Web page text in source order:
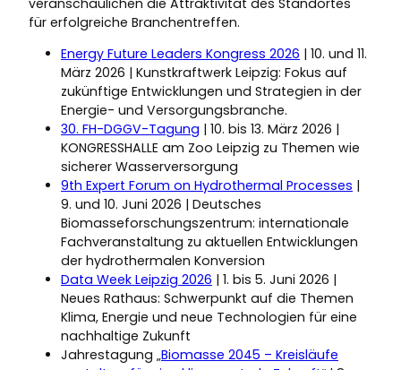
veranschaulichen die Attraktivität des Standortes
für erfolgreiche Branchentreffen.
Energy Future Leaders Kongress 2026 | 10. und 11.
März 2026 | Kunstkraftwerk Leipzig: Fokus auf
zukünftige Entwicklungen und Strategien in der
Energie- und Versorgungsbranche.
30. FH-DGGV-Tagung | 10. bis 13. März 2026 |
KONGRESSHALLE am Zoo Leipzig zu Themen wie
sicherer Wasserversorgung
9th Expert Forum on Hydrothermal Processes |
9. und 10. Juni 2026 | Deutsches
Biomasseforschungszentrum: internationale
Fachveranstaltung zu aktuellen Entwicklungen
der hydrothermalen Konversion
Data Week Leipzig 2026 | 1. bis 5. Juni 2026 |
Neues Rathaus: Schwerpunkt auf die Themen
Klima, Energie und neue Technologien für eine
nachhaltige Zukunft
Jahrestagung „Biomasse 2045 – Kreisläufe